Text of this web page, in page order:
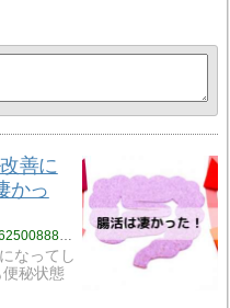
善に
かっ
https://ameblo.jp/seramidokeana/entry-12625008888.html
なってし
秘状態